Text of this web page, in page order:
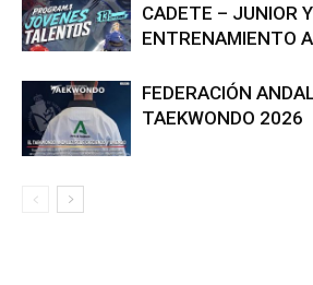
CADETE – JUNIOR Y
ENTRENAMIENTO
FEDERACIÓN
TAEKWONDO 2026